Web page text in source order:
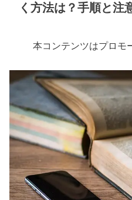
く方法は？手順と注
本コンテンツはプロモ